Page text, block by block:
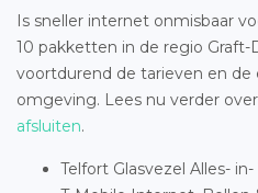
Is sneller internet onmisbaar
10 pakketten in de regio Graft-
voortdurend de tarieven en de
omgeving. Lees nu verder over
afsluiten.
Telfort Glasvezel Alles-